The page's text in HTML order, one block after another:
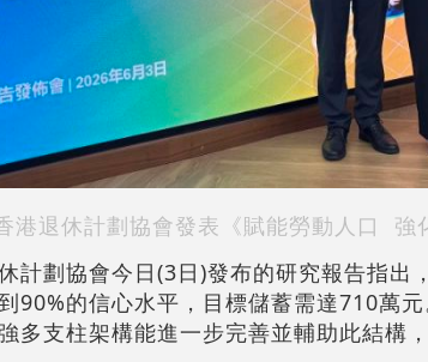
港退休計劃協會發表《賦能勞動人口 強
計劃協會今日(3日)發布的研究報告指出
90%的信心水平，目標儲蓄需達710萬
多支柱架構能進一步完善並輔助此結構